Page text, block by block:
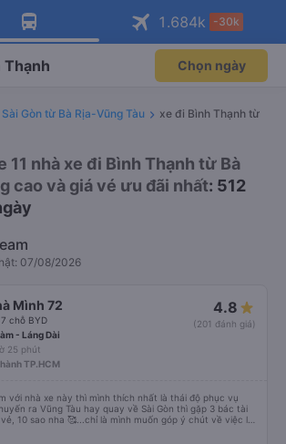
Tải app Vexere ngay!
Nhận ưu đãi thành viên độc
Mở app
Tải app Vexere
-30k/ghế khi đặt vé máy bay qua
Mở app
1.684k -30k
Thạnh Chọn ngày
Gòn từ Bà Rịa-Vũng Tàu
xe đi Bình Thạnh từ
11 nhà xe đi Bình Thạnh từ Bà
cao và giá vé ưu đãi nhất: 512
07/08/2026
Mình 72
chỗ BYD
4.8
(201 đánh giá)
- Láng Dài
25 phút
TP.HCM
với nhà xe này thì mình thích nhất là thái độ phục vụ
ra Vũng Tàu hay quay về Sài Gòn thì gặp 3 bác tài
10 sao nha 🥰...chỉ là mình muốn góp ý chút về việc lái
chắc mấy bác tài cũng thuộc dạng vững tay lái nên